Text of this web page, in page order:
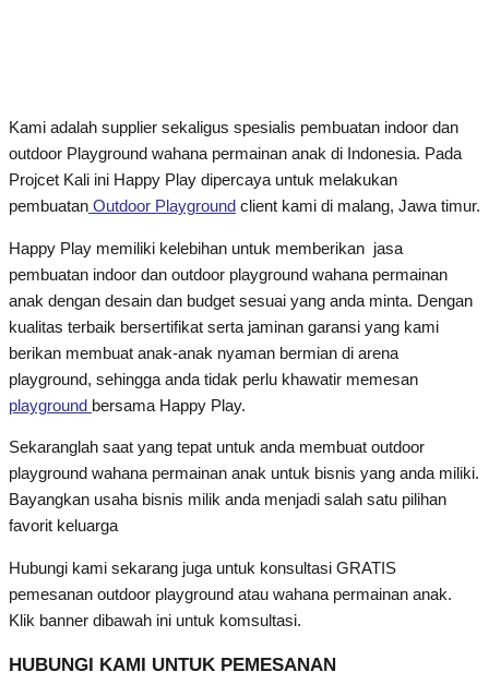
Kami adalah supplier sekaligus spesialis pembuatan indoor dan
outdoor Playground wahana permainan anak di Indonesia. Pada
Projcet Kali ini Happy Play dipercaya untuk melakukan
pembuatan Outdoor Playground client kami di malang, Jawa timur.
Happy Play memiliki kelebihan untuk memberikan jasa
pembuatan indoor dan outdoor playground wahana permainan
anak dengan desain dan budget sesuai yang anda minta. Dengan
kualitas terbaik bersertifikat serta jaminan garansi yang kami
berikan membuat anak-anak nyaman bermian di arena
playground, sehingga anda tidak perlu khawatir memesan
playground bersama Happy Play.
Sekaranglah saat yang tepat untuk anda membuat outdoor
playground wahana permainan anak untuk bisnis yang anda miliki.
Bayangkan usaha bisnis milik anda menjadi salah satu pilihan
favorit keluarga
Hubungi kami sekarang juga untuk konsultasi GRATIS
pemesanan outdoor playground atau wahana permainan anak.
Klik banner dibawah ini untuk komsultasi.
HUBUNGI KAMI UNTUK PEMESANAN